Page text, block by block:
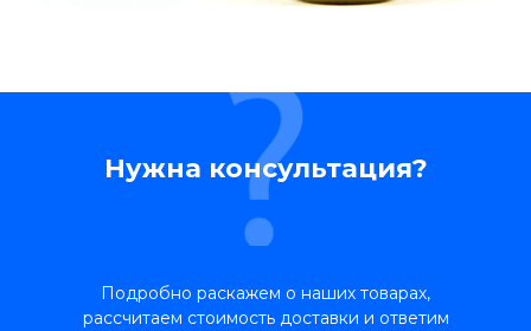
Нужна консультация?
Подробно раскажем о наших товарах,
рассчитаем стоимость доставки и ответим